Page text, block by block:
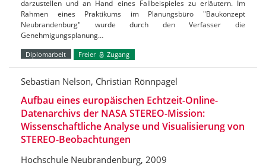
darzustellen und an Hand eines Fallbeispieles zu erläutern. Im
Rahmen eines Praktikums im Planungsbüro "Baukonzept
Neubrandenburg" wurde durch den Verfasser die
Genehmigungsplanung…
Diplomarbeit Freier Zugang
Sebastian Nelson, Christian Rönnpagel
Aufbau eines europäischen Echtzeit-Online-
Datenarchivs der NASA STEREO-Mission:
Wissenschaftliche Analyse und Visualisierung von
STEREO-Beobachtungen
Hochschule Neubrandenburg, 2009